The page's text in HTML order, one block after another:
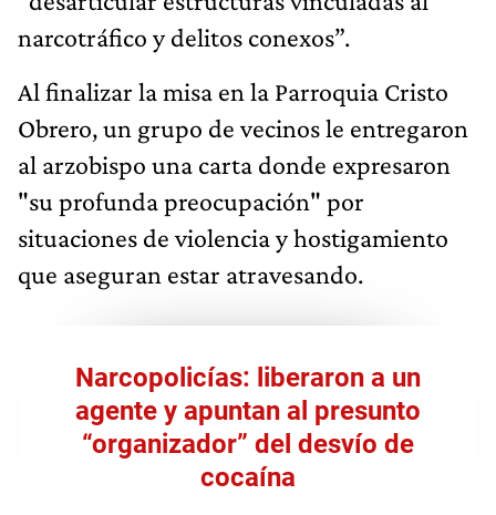
narcotráfico y delitos conexos”.
Al finalizar la misa en la Parroquia Cristo
Obrero, un grupo de vecinos le entregaron
al arzobispo una carta donde expresaron
"su profunda preocupación" por
situaciones de violencia y hostigamiento
que aseguran estar atravesando.
Narcopolicías: liberaron a un
agente y apuntan al presunto
“organizador” del desvío de
cocaína